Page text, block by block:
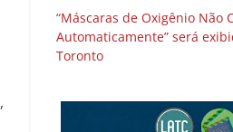
,
“Máscaras de Oxigênio Não
Automaticamente” será
Toronto